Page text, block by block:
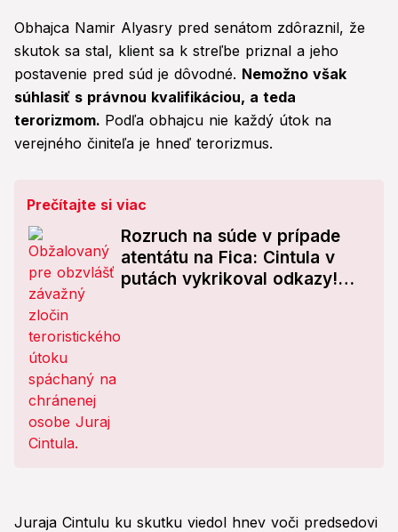
Obhajca Namir Alyasry pred senátom zdôraznil, že
skutok sa stal, klient sa k streľbe priznal a jeho
postavenie pred súd je dôvodné. Nemožno však
súhlasiť s právnou kvalifikáciou, a teda
terorizmom. Podľa obhajcu nie každý útok na
verejného činiteľa je hneď terorizmus.
Prečítajte si viac
Rozruch na súde v prípade
atentátu na Fica: Cintula v
putách vykrikoval odkazy!
Juraja Cintulu ku skutku viedol hnev voči predsedovi